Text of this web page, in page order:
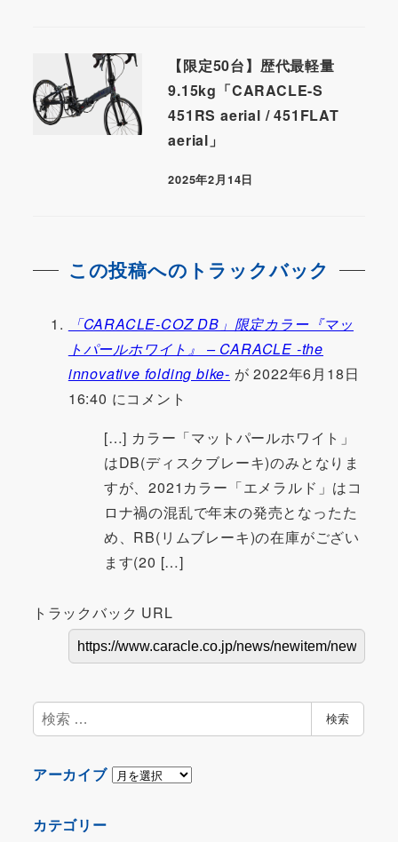
【限定50台】歴代最軽量
9.15kg「CARACLE-S
451RS aerial / 451FLAT
aerial」
2025年2月14日
この投稿へのトラックバック
「CARACLE-COZ DB」限定カラー『マッ
トパールホワイト』 – CARACLE -the
innovative folding bike- が 2022年6月18日
16:40 にコメント
[…] カラー「マットパールホワイト」
はDB(ディスクブレーキ)のみとなりま
すが、2021カラー「エメラルド」はコ
ロナ禍の混乱で年末の発売となったた
め、RB(リムブレーキ)の在庫がござい
ます(20 […]
トラックバック URL
検
索
検索
アーカイブ ア
カテゴリー